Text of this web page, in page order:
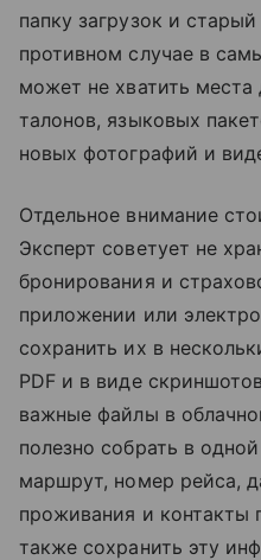
папку загрузок и
противном случае в
может не хватить места
талонов, языковых
новых фотографий и
Отдельное внимание
Эксперт советует не
бронирования и
приложении или
сохранить их в
PDF и в виде
важные файлы в
полезно собрать в
маршрут, номер рейса,
проживания и
также сохранить эту